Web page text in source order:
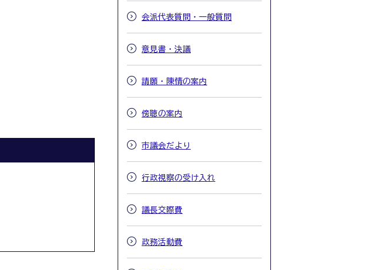
会派代表質問・一般質問
意見書・決議
請願・陳情の案内
傍聴の案内
市議会だより
行政視察の受け入れ
議長交際費
政務活動費